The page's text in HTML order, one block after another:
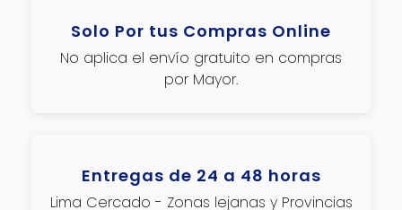
Solo Por tus Compras Online
No aplica el envío gratuito en compras
por Mayor.
Entregas de 24 a 48 horas
Lima Cercado - Zonas lejanas y Provincias